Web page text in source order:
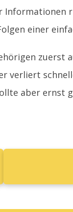
Informationen
einer
zuerst
verliert
aber ernst